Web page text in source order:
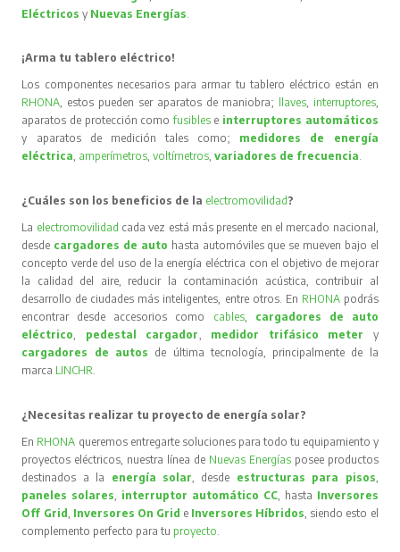
Eléctricos y Nuevas Energías
¡Arma tu tablero eléctrico!
Los componentes necesarios para armar tu tablero eléctrico están en
RHONA , estos pueden ser aparatos de maniobra; llaves, interruptores,
aparatos de protección comofusibles e interruptores automáticos
y aparatos de medición tales como; medidores de energía
eléctrica amperímetros ,voltímetros ,variadores de frecuencia
¿Cuáles son los beneficios de la electromovilidad?
La electromovilidad cada vez está más presente en el mercado nacional,
desde cargadores de auto hasta automóviles que se mueven bajo el
concepto verde del uso de la energía eléctrica con el objetivo de mejorar
la calidad del aire, reducir la contaminación acústica, contribuir al
desarrollo de ciudades más inteligentes, entre otros. En RHONA podrás
encontrar desde accesorios como cables, cargadores de auto
eléctrico
pedestal cargador medidor trifásico meter
y
cargadores de autos de última tecnología, principalmente de la
marca LINCHR
¿Necesitas realizar tu proyecto de energía solar?
En RHONA queremos entregarte soluciones para todo tu equipamiento y
proyectos eléctricos, nuestra línea de Nuevas Energíasposee productos
destinados a la energía solar , desde estructuras para pisos
paneles solares
interruptor automático CC, hasta Inversores
Off Grid Inversores On Grid e Inversores Híbridos , siendo esto el
complemento perfecto para tu proyecto